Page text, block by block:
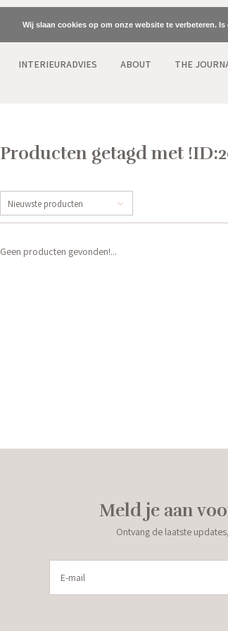
INTERIEURADVIES ABOUT THE
Producten getagd met
Nieuwste producten
Geen producten gevonden!...
Meld je aan
Ontvang de laatste
Wij slaan cookies op om onze website te verbeteren. Is